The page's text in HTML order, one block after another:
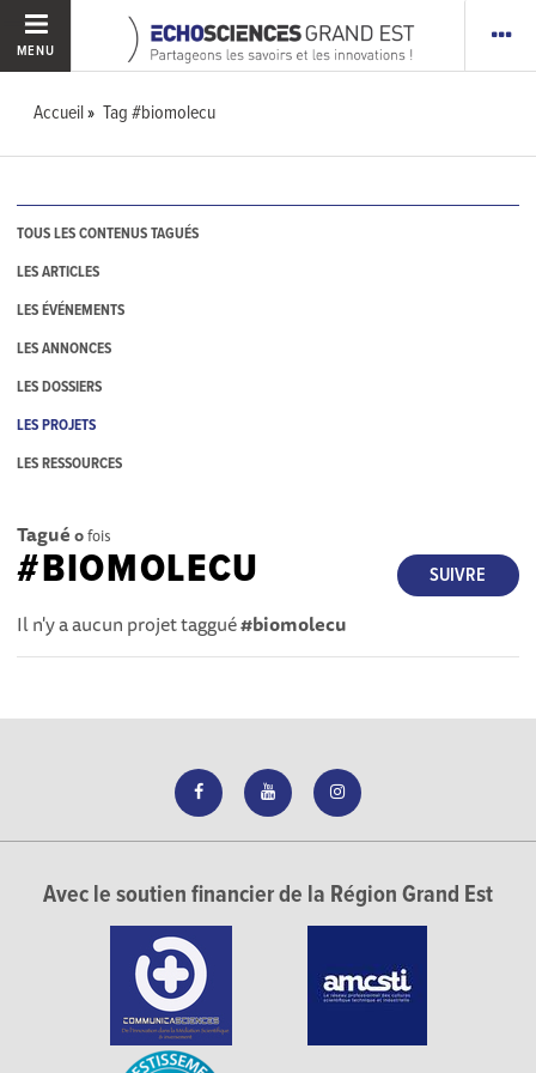
MENU
Accueil Tag #biomolecu
TOUS LES CONTENUS TAGUÉS
LES ARTICLES
LES ÉVÉNEMENTS
LES ANNONCES
LES DOSSIERS
LES PROJETS
LES RESSOURCES
Tagué 0fois
SUIVRE
#BIOMOLECU
Il n'y a aucun projet taggué#biomolecu
Avec le soutien financier de la Région Grand Est